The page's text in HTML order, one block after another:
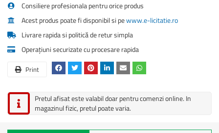
Consiliere profesionala pentru orice produs
Acest produs poate fi disponibil si pewww.e-licitatie.ro
Livrare rapida si politică de retur simpla
Operațiuni securizate cu procesare rapida
Print
Pretul afisat este valabil doar pentru comenzi online. In
magazinul fizic, pretul poate varia.